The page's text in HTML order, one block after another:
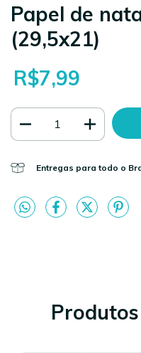
Papel de
(29,5x21)
R$7,99
Entregas para todo o